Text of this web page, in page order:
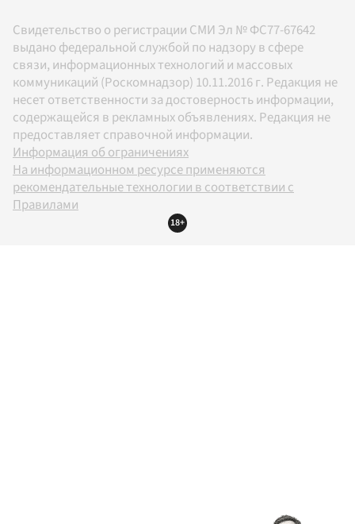
Свидетельство о регистрации СМИ Эл № ФС77-67642
выдано федеральной службой по надзору в сфере
связи, информационных технологий и массовых
коммуникаций (Роскомнадзор) 10.11.2016 г. Редакция не
несет ответственности за достоверность информации,
содержащейся в рекламных объявлениях. Редакция не
предоставляет справочной информации.
Информация об ограничениях
На информационном ресурсе применяются
рекомендательные технологии в соответствии с
Правилами
18+